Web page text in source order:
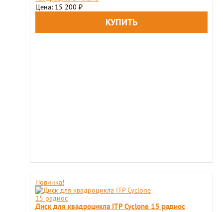
Цена: 15 200 ₽
Новинка!
Диск для квадроцикла ITP Cyclone 15 радиос